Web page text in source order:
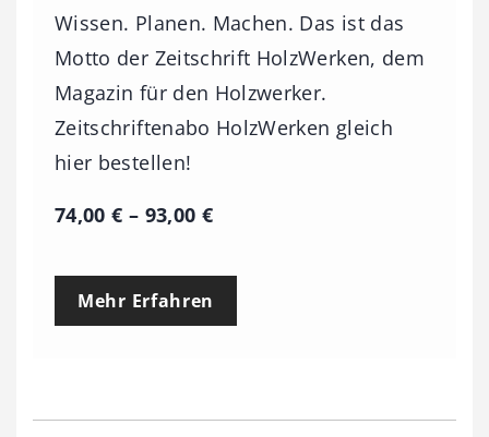
Wissen. Planen. Machen. Das ist das
Motto der Zeitschrift HolzWerken, dem
Magazin für den Holzwerker.
Zeitschriftenabo HolzWerken gleich
hier bestellen!
74,00€ – 93,00 €P
e
p
Mehr Erfahren